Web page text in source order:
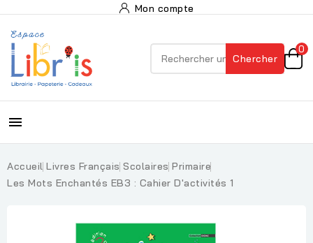
Mon compte
Chercher
0

Accueil Livres Français Scolaires Primaire
Les Mots Enchantés EB3 : Cahier D'activités 1